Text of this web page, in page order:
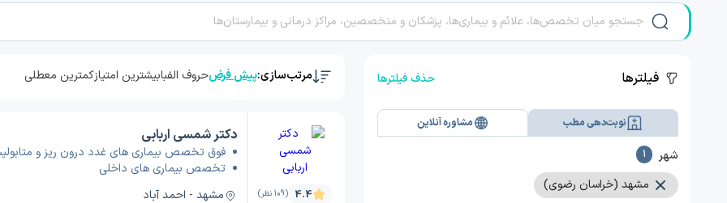
فیلترها حذف فیلترها
نوبت‌دهی مطب مشاوره آنلاین
شهر 1
مشهد (خراسان رضوی)
مرتب‌سازی:پیش فرضحروف الفبابیشترین امتیازکمترین معطلی
4.4 (109 نظر)
دکتر شمسی اربابی
فوق تخصص بیماری های غدد درون ریز و
تخصص بیماری های داخلی
مشهد - احمد آباد